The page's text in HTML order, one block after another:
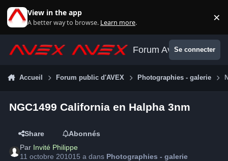
View in the app
A better way to browse. Learn more. ×
Forum AvexSe connecter
Accueil Forum public d'AVEX Photographies - galerie
NGC1499 California en Halpha 3nm
Share
Abonnés
Par Invité Philippe
11 octobre 201015 a dans Photographies - galerie